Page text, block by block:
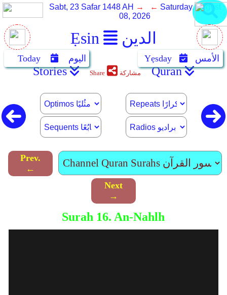
Ẹsin الدين
Sabt, 23 Safar 1448 AH → ← Saturday, August
08, 2026
Today اليوم Yẹsday الأمس
Stories Share مشاركة Quran
Prev.
←
Next
→
Surah 16. An-Nahlh